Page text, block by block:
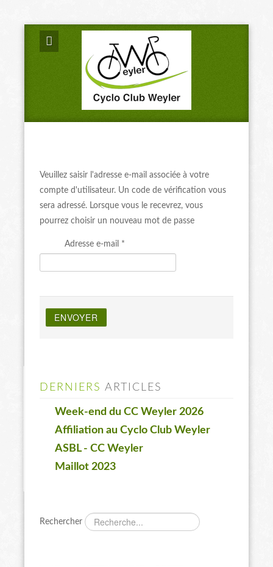
Veuillez saisir l'adresse e-mail associée à votre
compte d'utilisateur. Un code de vérification vous
sera adressé. Lorsque vous le recevrez, vous
pourrez choisir un nouveau mot de passe
Adresse e-mail *
ENVOYER
DERNIERS ARTICLES
Week-end du CC Weyler 2026
Affiliation au Cyclo Club Weyler
ASBL - CC Weyler
Maillot 2023
Rechercher